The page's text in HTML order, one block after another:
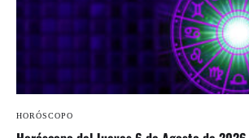
HORÓSCOPO